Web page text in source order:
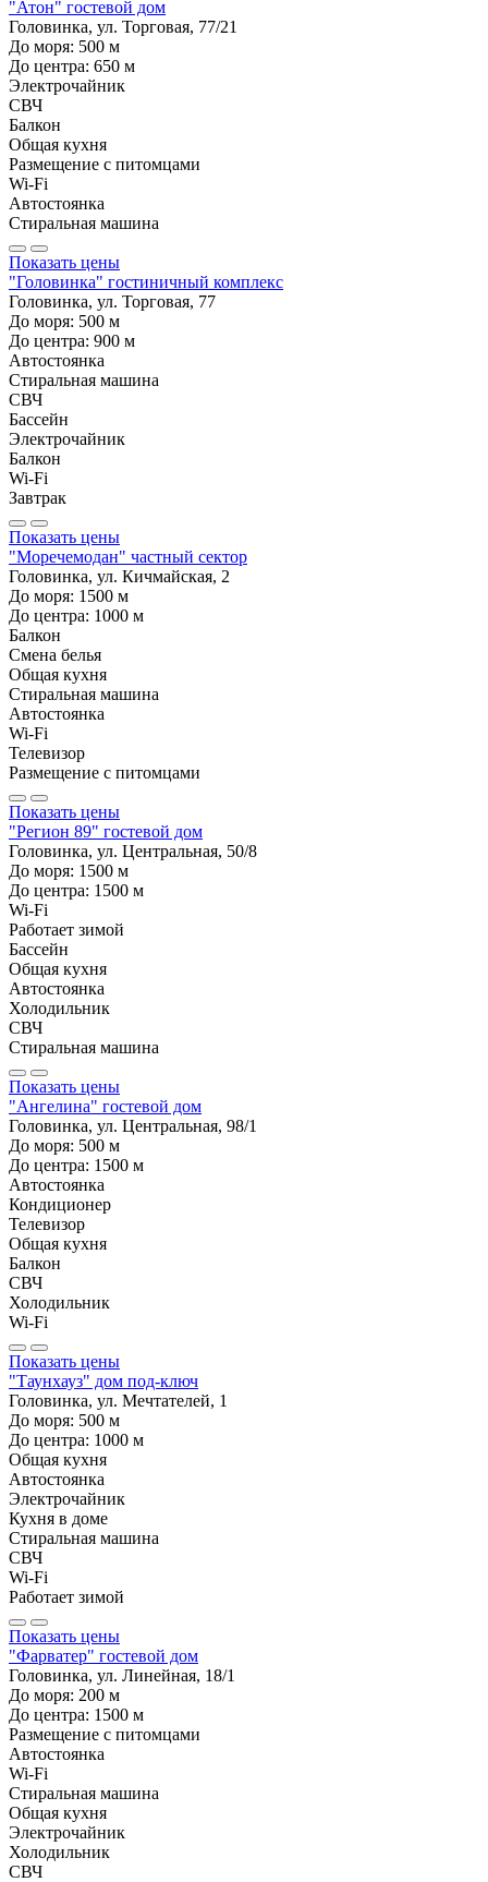
"Атон" гостевой дом
Головинка, ул. Торговая, 77/21
До моря: 500 м
До центра: 650 м
Электрочайник
СВЧ
Балкон
Общая кухня
Размещение с питомцами
Wi-Fi
Автостоянка
Стиральная машина
Показать цены
"Головинка" гостиничный комплекс
Головинка, ул. Торговая, 77
До моря: 500 м
До центра: 900 м
Автостоянка
Стиральная машина
СВЧ
Бассейн
Электрочайник
Балкон
Wi-Fi
Завтрак
Показать цены
"Моречемодан" частный сектор
Головинка, ул. Кичмайская, 2
До моря: 1500 м
До центра: 1000 м
Балкон
Смена белья
Общая кухня
Стиральная машина
Автостоянка
Wi-Fi
Телевизор
Размещение с питомцами
Показать цены
"Регион 89" гостевой дом
Головинка, ул. Центральная, 50/8
До моря: 1500 м
До центра: 1500 м
Wi-Fi
Работает зимой
Бассейн
Общая кухня
Автостоянка
Холодильник
СВЧ
Стиральная машина
Показать цены
"Ангелина" гостевой дом
Головинка, ул. Центральная, 98/1
До моря: 500 м
До центра: 1500 м
Автостоянка
Кондиционер
Телевизор
Общая кухня
Балкон
СВЧ
Холодильник
Wi-Fi
Показать цены
"Таунхауз" дом под-ключ
Головинка, ул. Мечтателей, 1
До моря: 500 м
До центра: 1000 м
Общая кухня
Автостоянка
Электрочайник
Кухня в доме
Стиральная машина
СВЧ
Wi-Fi
Работает зимой
Показать цены
"Фарватер" гостевой дом
Головинка, ул. Линейная, 18/1
До моря: 200 м
До центра: 1500 м
Размещение с питомцами
Автостоянка
Wi-Fi
Стиральная машина
Общая кухня
Электрочайник
Холодильник
СВЧ